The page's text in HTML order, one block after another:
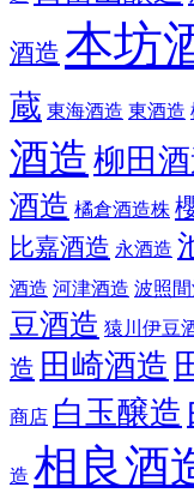
酒造 本坊
蔵 東海酒造 東酒造
酒造 柳田
酒造 橘倉酒造株
比嘉酒造 永酒造
酒造 河津酒造 波照
豆酒造 猿川伊豆
造 田崎酒造
商店 白玉醸造
造 相良酒